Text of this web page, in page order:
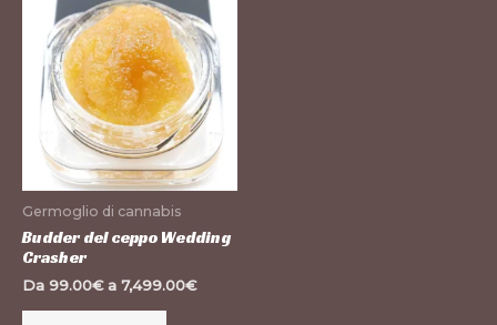
Germoglio di cannabis
Budder del ceppo Wedding
Crasher
Da 99.00€a 7,499.00€
prodotto
ha
più
varianti.
Le
opzioni
essere
nella